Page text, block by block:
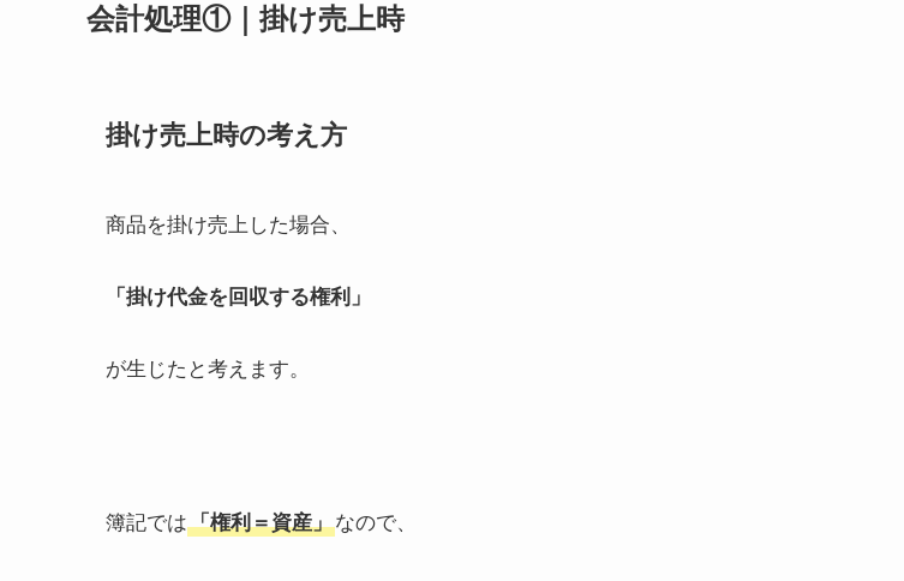
会計処理①｜掛け売上時
掛け売上時の考え方
商品を掛け売上した場合、
「掛け代金を回収する権利」
が生じたと考えます。
簿記では「権利＝資産」なので、